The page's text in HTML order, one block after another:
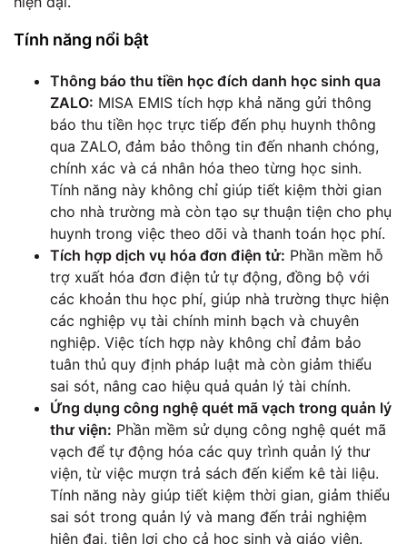
Tính năng nổi bật
Thông báo thu tiền học đích danh học sinh qua
ZALO: MISA EMIS tích hợp khả năng gửi thông
báo thu tiền học trực tiếp đến phụ huynh thông
qua ZALO, đảm bảo thông tin đến nhanh chóng,
chính xác và cá nhân hóa theo từng học sinh.
Tính năng này không chỉ giúp tiết kiệm thời gian
cho nhà trường mà còn tạo sự thuận tiện cho phụ
huynh trong việc theo dõi và thanh toán học phí.
Tích hợp dịch vụ hóa đơn điện tử: Phần mềm hỗ
trợ xuất hóa đơn điện tử tự động, đồng bộ với
các khoản thu học phí, giúp nhà trường thực hiện
các nghiệp vụ tài chính minh bạch và chuyên
nghiệp. Việc tích hợp này không chỉ đảm bảo
tuân thủ quy định pháp luật mà còn giảm thiểu
sai sót, nâng cao hiệu quả quản lý tài chính.
Ứng dụng công nghệ quét mã vạch trong quản lý
thư viện: Phần mềm sử dụng công nghệ quét mã
vạch để tự động hóa các quy trình quản lý thư
viện, từ việc mượn trả sách đến kiểm kê tài liệu.
Tính năng này giúp tiết kiệm thời gian, giảm thiểu
sai sót trong quản lý và mang đến trải nghiệm
hiện đại, tiện lợi cho cả học sinh và giáo viên.